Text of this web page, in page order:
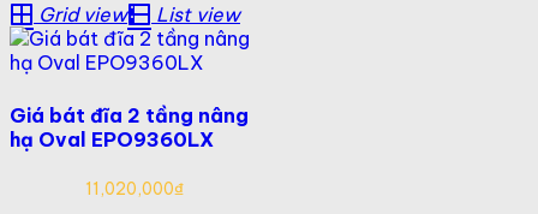
Grid view
List view
Giá bát đĩa 2 tầng nâng
hạ Oval EPO9360LX
11,020,000₫